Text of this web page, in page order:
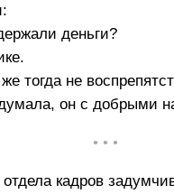
деньги?
тогда не
он с добрыми
• • •
кадров